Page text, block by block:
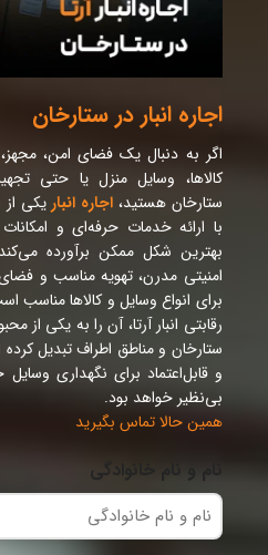
اجاره انبار در ستارخان
اگر به دنبال یک فضای امن،
کالاها، وسایل منزل یا حتی
ستارخان هستید، اجاره انبار یکی از
با ارائه خدمات حرفه‌ای و
بهترین شکل ممکن برآورده
امنیتی مدرن، تهویه مناسب و
برای انواع وسایل و کالاها
رقابتی انبار آرتا، آن را به یکی از
ستارخان و مناطق اطراف تبدیل
و قابل‌اعتماد برای نگهداری وسایل
بی‌نظیر خواهد بود.
همین حالا تماس بگیرید
نام و نام خانوادگی